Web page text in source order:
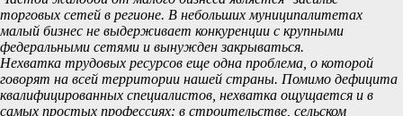
торговых сетей в регионе. В небольших муниципалитетах
малый бизнес не выдерживает конкуренции с крупными
федеральными сетями и вынужден закрываться.
Нехватка трудовых ресурсов еще одна проблема, о которой
говорят на всей территории нашей страны. Помимо дефицита
квалифицированных специалистов, нехватка ощущается и в
самых простых профессиях: в строительстве, сельском